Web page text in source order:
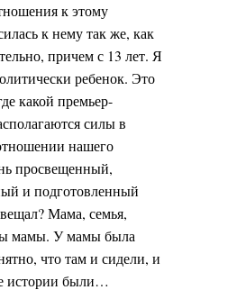
к этому
к нему так же, как
причем с 13 лет. Я
ребенок. Это
какой премьер-
силы в
нашего
просвещенный,
и подготовленный
Мама, семья,
мамы. У мамы была
что там и сидели, и
истории были…